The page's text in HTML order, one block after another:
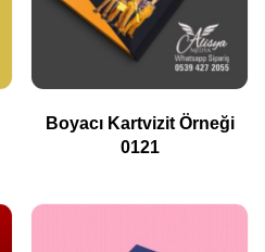
Boyacı Kartvizit Örneği
0121